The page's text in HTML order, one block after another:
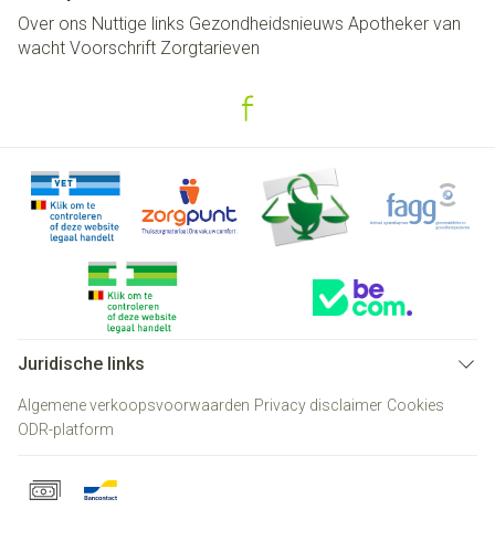
Over ons Nuttige links Gezondheidsnieuws Apotheker van
wacht Voorschrift Zorgtarieven
Juridische links
Algemene verkoopsvoorwaarden Privacy disclaimer Cookies
ODR-platform